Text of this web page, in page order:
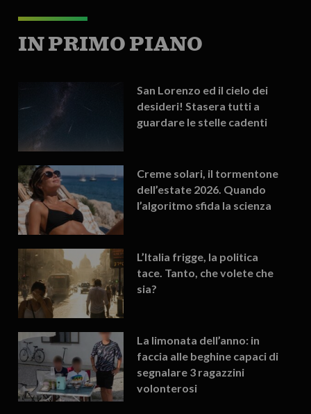
IN PRIMO PIANO
San Lorenzo ed il cielo dei
desideri! Stasera tutti a
guardare le stelle cadenti
Creme solari, il tormentone
dell’estate 2026. Quando
l’algoritmo sfida la scienza
L’Italia frigge, la politica
tace. Tanto, che volete che
sia?
La limonata dell’anno: in
faccia alle beghine capaci di
segnalare 3 ragazzini
volonterosi